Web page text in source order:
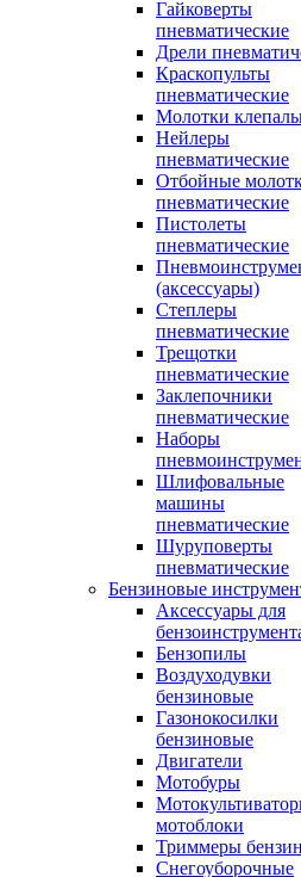
Гайковерты
пневматические
Дрели
Краскопульты
пневматические
Молотки
Нейлеры
пневматические
Отбойные
пневматические
Пистолеты
пневматические
(аксессуары)
Степлеры
пневматические
Трещотки
пневматические
Заклепочники
пневматические
Наборы
Шлифовальные
машины
пневматические
Шуруповерты
пневматические
Бензиновые
Аксессуары для
Бензопилы
Воздуходувки
бензиновые
Газонокосилки
бензиновые
Двигатели
Мотобуры
мотоблоки
Триммеры
Снегоуборочные